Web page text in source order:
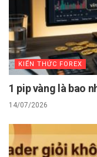
KIẾN THỨC FOREX
1 pip vàng là bao
14/07/2026